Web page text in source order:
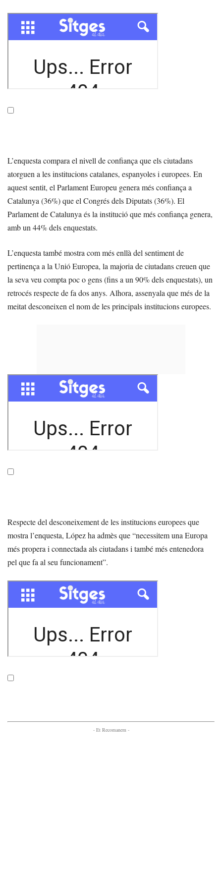
L’enquesta compara el nivell de confiança que els ciutadans
atorguen a les institucions catalanes, espanyoles i europees. En
aquest sentit, el Parlament Europeu genera més confiança a
Catalunya (36%) que el Congrés dels Diputats (36%). El
Parlament de Catalunya és la institució que més confiança genera,
amb un 44% dels enquestats.
L’enquesta també mostra com més enllà del sentiment de
pertinença a la Unió Europea, la majoria de ciutadans creuen que
la seva veu compta poc o gens (fins a un 90% dels enquestats), un
retrocés respecte de fa dos anys. Alhora, assenyala que més de la
meitat desconeixen el nom de les principals institucions europees.
Respecte del desconeixement de les institucions europees que
mostra l’enquesta, López ha admès que “necessitem una Europa
més propera i connectada als ciutadans i també més entenedora
pel que fa al seu funcionament”.
- Et Recomanem -